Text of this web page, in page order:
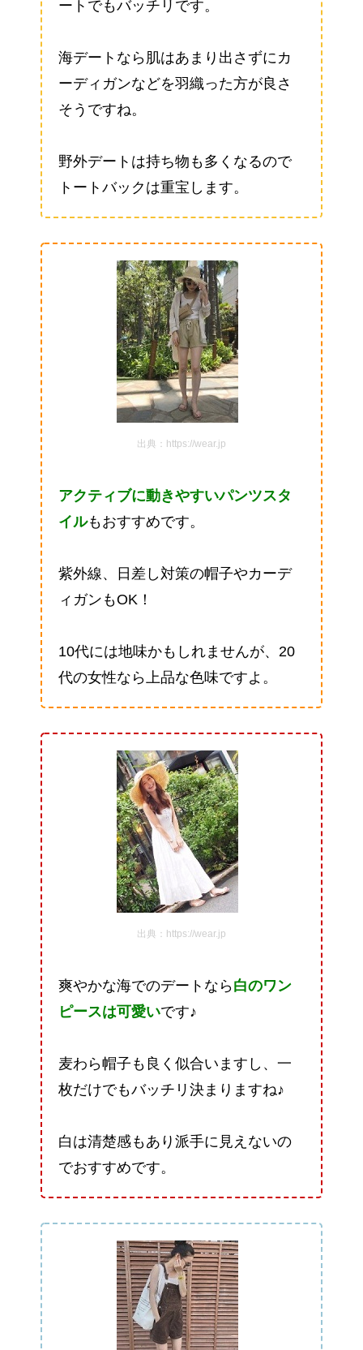
ートでもバッチリです。
海デートなら肌はあまり出さずにカ
ーディガンなどを羽織った方が良さ
そうですね。
野外デートは持ち物も多くなるので
トートバックは重宝します。
出典：https://wear.jp
アクティブに動きやすいパンツスタ
イルもおすすめです。
紫外線、日差し対策の帽子やカーデ
ィガンもOK！
10代には地味かもしれませんが、20
代の女性なら上品な色味ですよ。
出典：https://wear.jp
爽やかな海でのデートなら白のワン
ピースは可愛いです♪
麦わら帽子も良く似合いますし、一
枚だけでもバッチリ決まりますね♪
白は清楚感もあり派手に見えないの
でおすすめです。